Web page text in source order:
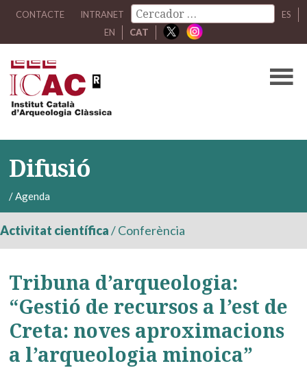
CONTACTE INTRANET
ES
EN
CAT
Difusió
/Agenda
Activitat científica/Conferència
Tribuna d’arqueologia:
“Gestió de recursos a l’est de
Creta: noves aproximacions
a l’arqueologia minoica”